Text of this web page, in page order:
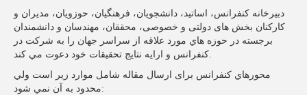
دبيرخانه کنفرانس، اساتيد، دانشجويان، فرهنگیان، حوزویان، مدیران و
کارکنان بخش های دولتی و خصوصی، محققان، مهندسان و دانشمندان
برجسته در حوزه هاي مورد علاقه از سراسر جهان را به شركت در
كنفرانس و ارايه نتايج تحقيقات خود دعوت مي كند.
محورهاي كنفرانس برای ارسال مقاله شامل موارد زیر است ولي
محدود به آن نمي شود: